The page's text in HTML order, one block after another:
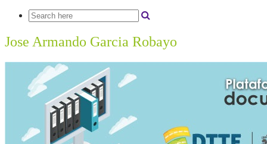
Jose Armando Garcia Robayo